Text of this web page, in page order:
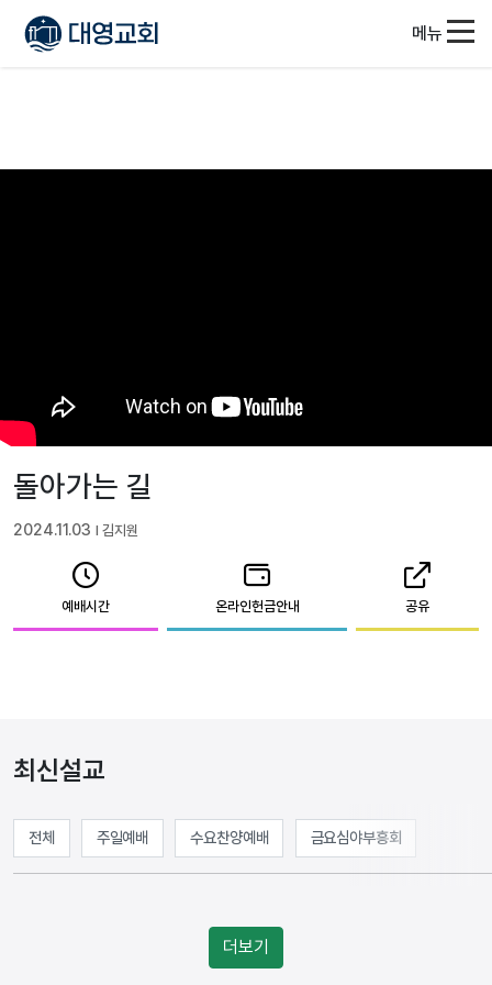
메뉴
돌아가는 길
2024.11.03 l 김지원
예배시간 온라인헌금안내 공유
최신설교
전체 주일예배 수요찬양예배 금요심야부흥회
더보기